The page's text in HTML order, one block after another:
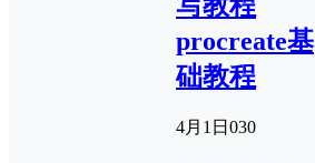
procreate基
础教程
4月1日 030